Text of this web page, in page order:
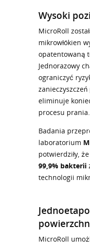
Wysoki
MicroRoll
mikrowłókien
opatentowaną
Jednorazowy
ograniczyć
eliminuje
procesu prania.
Badania
laboratorium
potwierdziły,
99,9% bakterii
technologii
MicroRoll